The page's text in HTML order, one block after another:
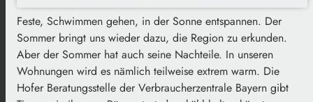
Feste, Schwimmen gehen, in der Sonne entspannen. Der
Sommer bringt uns wieder dazu, die Region zu erkunden.
Aber der Sommer hat auch seine Nachteile. In unseren
Wohnungen wird es nämlich teilweise extrem warm. Die
Hofer Beratungsstelle der Verbraucherzentrale Bayern gibt